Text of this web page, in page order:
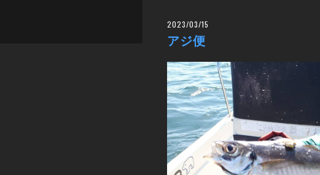
2023/03/15
アジ便